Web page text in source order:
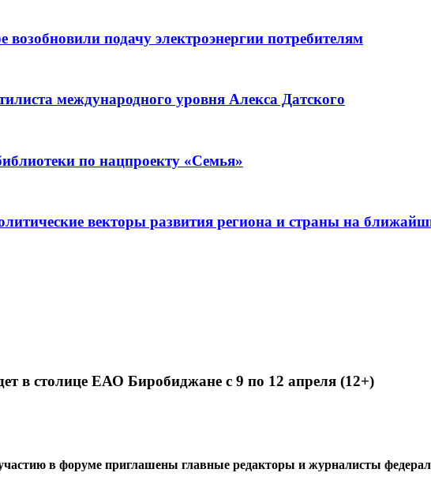
подачу электроэнергии потребителям
международного уровня Алекса Датского
по нацпроекту «Семья»
векторы развития региона и страны на
в столице ЕАО Биробиджане с 9 по 12 апреля (12+)
в форуме приглашены главные редакторы и журналисты